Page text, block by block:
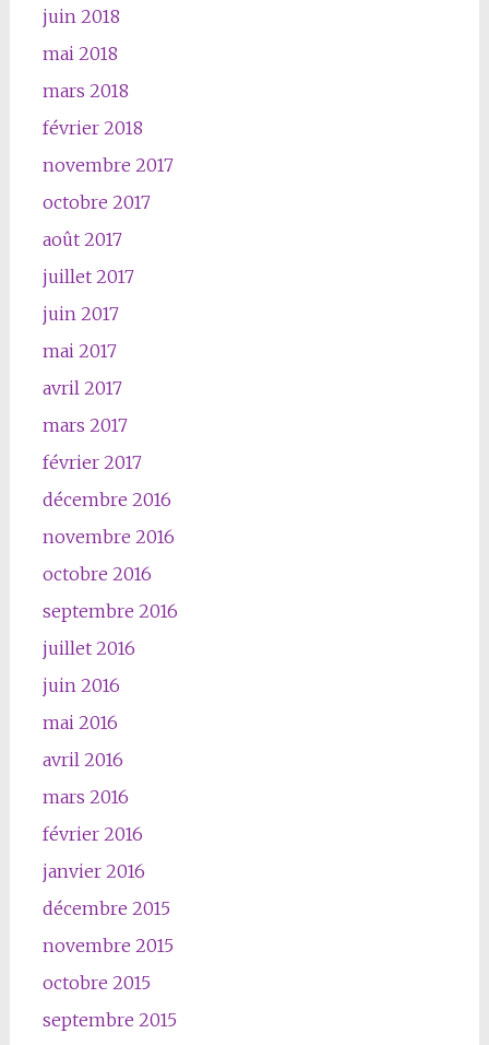
juin 2018
mai 2018
mars 2018
février 2018
novembre 2017
octobre 2017
août 2017
juillet 2017
juin 2017
mai 2017
avril 2017
mars 2017
février 2017
décembre 2016
novembre 2016
octobre 2016
septembre 2016
juillet 2016
juin 2016
mai 2016
avril 2016
mars 2016
février 2016
janvier 2016
décembre 2015
novembre 2015
octobre 2015
septembre 2015